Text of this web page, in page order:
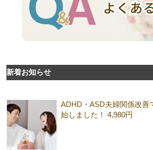
新着お知らせ
ADHD・ASD夫婦関係改善
始しました！ 4,980円